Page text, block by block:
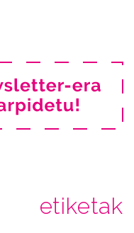
etiketak